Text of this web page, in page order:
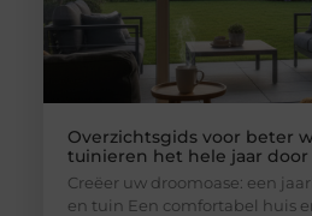
Overzichtsgids voor beter
tuinieren het hele jaar door
Creëer uw droomoase: een
en tuin Een comfortabel huis